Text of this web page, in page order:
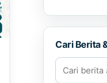
Cari Berita
Cari berita